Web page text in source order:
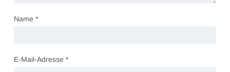
Name *
E-Mail-Adresse *